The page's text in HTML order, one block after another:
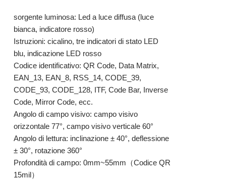
sorgente luminosa: Led a luce diffusa (luce
bianca, indicatore rosso)
Istruzioni: cicalino, tre indicatori di stato LED
blu, indicazione LED rosso
Codice identificativo: QR Code, Data Matrix,
EAN_13, EAN_8, RSS_14, CODE_39,
CODE_93, CODE_128, ITF, Code Bar, Inverse
Code, Mirror Code, ecc.
Angolo di campo visivo: campo visivo
orizzontale 77°, campo visivo verticale 60°
Angolo di lettura: inclinazione ± 40°, deflessione
± 30°, rotazione 360°
Profondità di campo: 0mm~55mm（Codice QR
15mil）